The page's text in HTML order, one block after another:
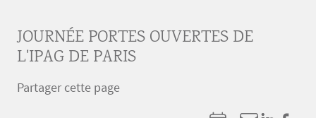
JOURNÉE PORTES OUVERTES DE
L'IPAG DE PARIS
Partager cette page